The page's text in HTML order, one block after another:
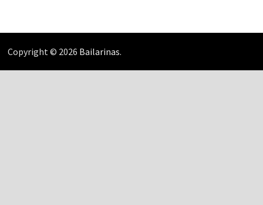
Copyright © 2026 Bailarinas.